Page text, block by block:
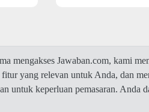
mengakses Jawaban.com, kami
yang relevan untuk Anda, dan
untuk keperluan pemasaran. Anda
©